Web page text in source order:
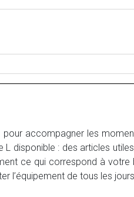
accompagner les
disponible : des articles
ce qui correspond à votre
l’équipement de tous les